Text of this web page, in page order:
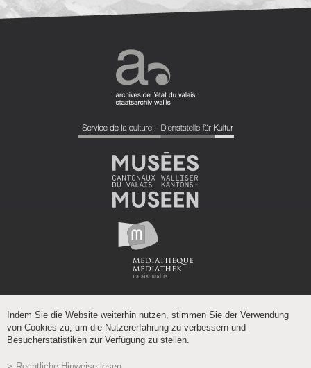
Indem Sie die Website weiterhin nutzen, stimmen Sie der Verwendung
von Cookies zu, um die Nutzererfahrung zu verbessern und
Besucherstatistiken zur Verfügung zu stellen.